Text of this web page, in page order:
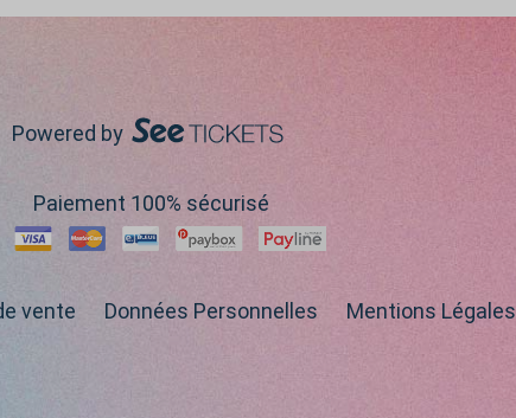
Powered by
Paiement 100% sécurisé
vente Données Personnelles Mentions Légales